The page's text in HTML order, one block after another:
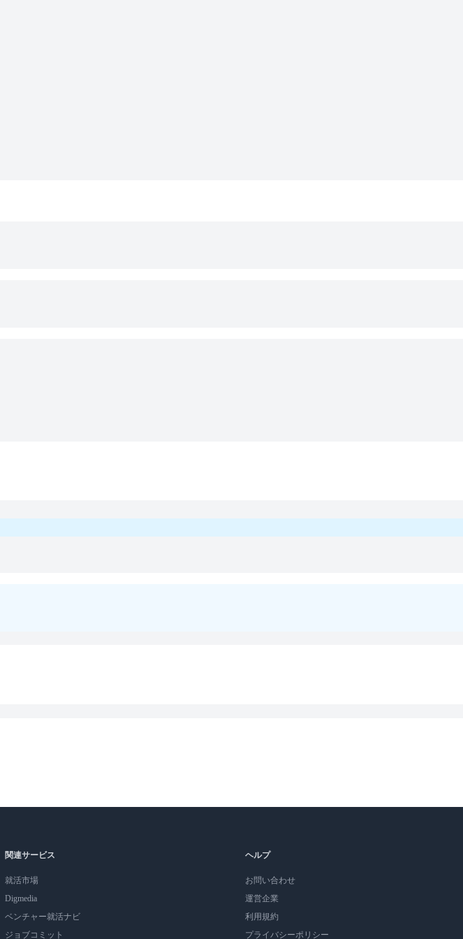
関連サービス
就活市場
Digmedia
ベンチャー就活ナビ
ジョブコミット
ヘルプ
お問い合わせ
運営企業
利用規約
プライバシーポリシー